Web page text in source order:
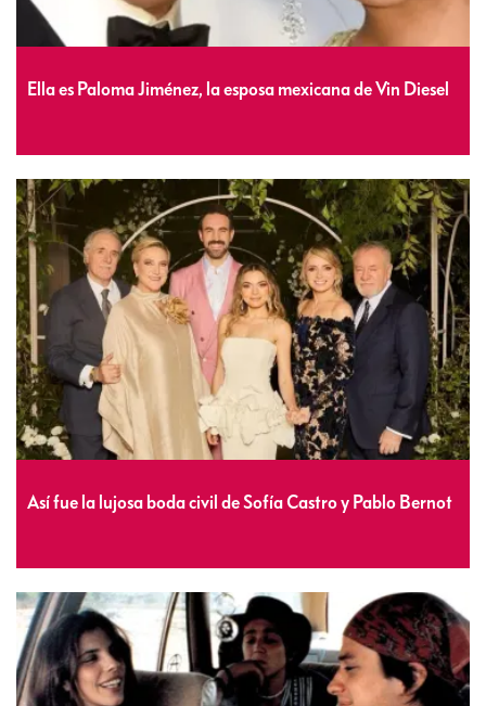
Ella es Paloma Jiménez, la esposa mexicana de Vin Diesel
Así fue la lujosa boda civil de Sofía Castro y Pablo Bernot